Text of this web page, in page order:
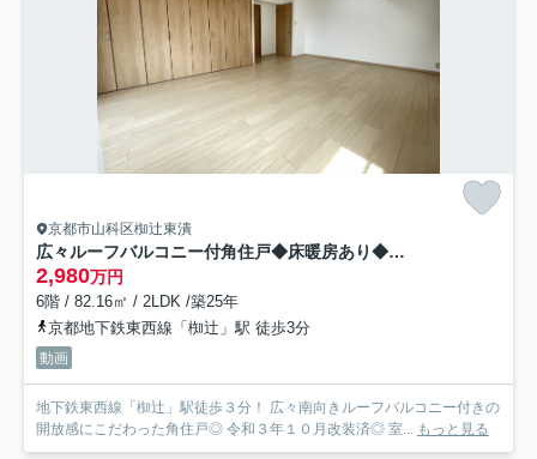
京都市山科区椥辻東潰
広々ルーフバルコニー付角住戸◆床暖房あり◆地下鉄東西線「椥辻」駅徒歩３分◆イーグルコート椥辻十条
2,980万円
6階 / 82.16㎡ / 2LDK /築25年
京都地下鉄東西線「椥辻」駅 徒歩3分
動画
地下鉄東西線「椥辻」駅徒歩３分！ 広々南向きルーフバルコニー付きの
開放感にこだわった角住戸◎ 令和３年１０月改装済◎ 室...
もっと見る